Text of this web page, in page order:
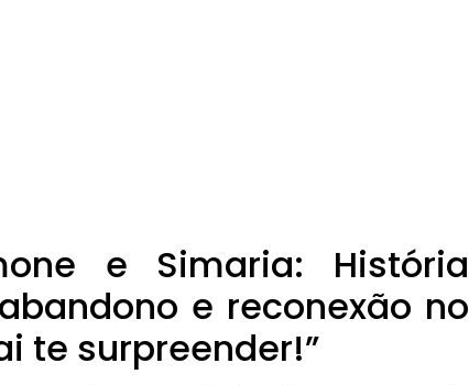
e Simaria: História
e reconexão no
te surpreender!”